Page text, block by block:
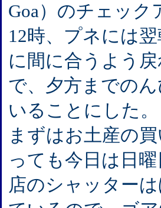
Goa）のチェック
12時、プネには
に間に合うよう
で、夕方までの
いることにした。
まずはお土産の
っても今日は日
店のシャッター